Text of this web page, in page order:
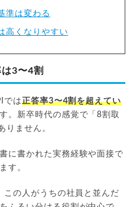
準は変わる
高くなりやすい
3〜4割
では正答率3〜4割を超えてい
。新卒時代の感覚で「8割取
りません。
に書かれた実務経験や面接で
す。
この人がうちの社員と並んだ